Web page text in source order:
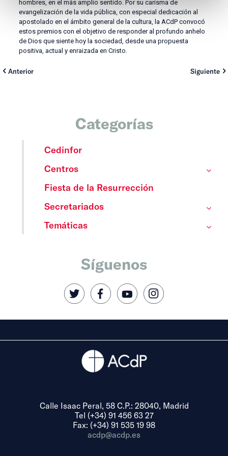
hombres, en el más amplio sentido. Por su carisma de
evangelización de la vida pública, con especial dedicación al
apostolado en el ámbito general de la cultura, la ACdP convocó
estos premios con el objetivo de responder al profundo anhelo
de Dios que siente hoy la sociedad, desde una propuesta
positiva, actual y enraizada en Cristo.
Anterior Siguiente
Categorías
Cedinfor
Centros
Fiesta de la Resurrección
Secretariados
Temáticas
Síguenos
Calle Isaac Peral, 58 C.P.: 28040, Madrid
Tel (+34) 91 456 63 27
Fax: (+34) 91 535 19 98
acdp@acdp.es